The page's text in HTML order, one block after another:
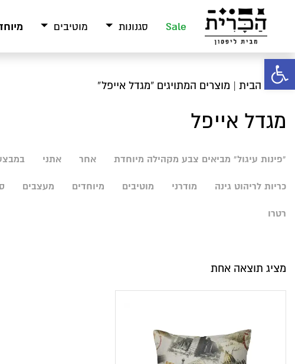
פתח סרגל נגישות
Sale סגנונות מוטיבים
עמוד הבית | מוצרים המתויגים “מגדל אייפל”
מגדל אייפל
"פינות עיגול" מביאים צבע מקהילה מיוחדת אחר אתני
כריות לריהוט גינה מודרני מוטיבים מיוחדים מעצבים
רטרו
מציג תוצאה אחת